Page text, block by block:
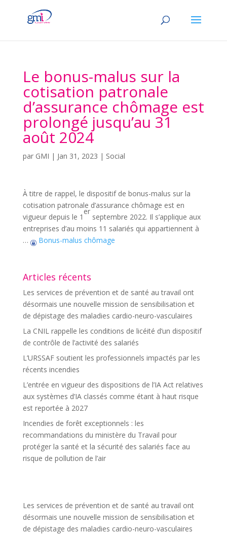
Le bonus-malus sur la
cotisation patronale
d’assurance chômage est
prolongé jusqu’au 31
août 2024
par GMI | Jan 31, 2023 | Social
À titre de rappel, le dispositif de bonus-malus sur la
cotisation patronale d’assurance chômage est en
vigueur depuis le 1
er
septembre 2022. Il s’applique aux
entreprises d’au moins 11 salariés qui appartiennent à
…
Bonus-malus chômage
Articles récents
Les services de prévention et de santé au travail ont
désormais une nouvelle mission de sensibilisation et
de dépistage des maladies cardio-neuro-vasculaires
La CNIL rappelle les conditions de licéité d’un dispositif
de contrôle de l’activité des salariés
L’URSSAF soutient les professionnels impactés par les
récents incendies
L’entrée en vigueur des dispositions de l’IA Act relatives
aux systèmes d’IA classés comme étant à haut risque
est reportée à 2027
Incendies de forêt exceptionnels : les
recommandations du ministère du Travail pour
protéger la santé et la sécurité des salariés face au
risque de pollution de l’air
Les services de prévention et de santé au travail ont
désormais une nouvelle mission de sensibilisation et
de dépistage des maladies cardio-neuro-vasculaires